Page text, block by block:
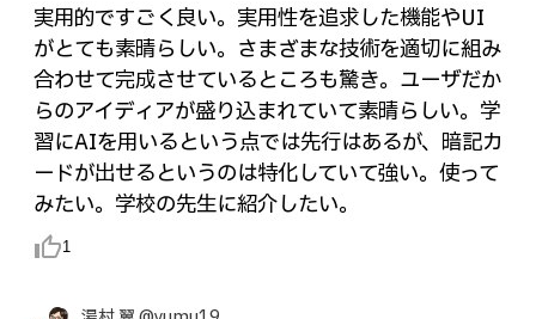
実用的ですごく良い。実用性を追求した機能やUI
がとても素晴らしい。さまざまな技術を適切に組み
合わせて完成させているところも驚き。ユーザだか
らのアイディアが盛り込まれていて素晴らしい。学
習にAIを用いるという点では先行はあるが、暗記カ
ードが出せるというのは特化していて強い。使って
みたい。学校の先生に紹介したい。
thumb_up_alt1